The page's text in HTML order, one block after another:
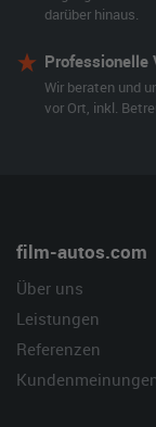
darüber hinaus.
Professionelle
Wir beraten und
vor Ort, inkl.
film-autos.com
Über uns
Leistungen
Referenzen